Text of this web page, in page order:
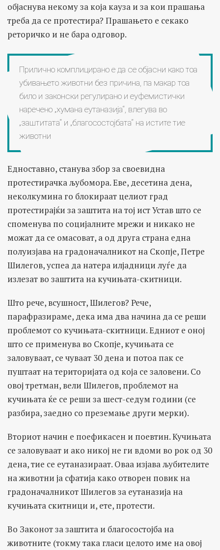
објаснува некому за која кауза и за кои прашања
треба да се протестира? Прашањето е секако
реторичко и не бара одговор.
Прилично комплицирано е да се објасни како тоа
убивањето животни без причина, па макар тоа
било и законски регулирано и еуфемистички
наречено „хумана еутаназија“, влегува во
„заштитата“ и „благосостојбата“ на истите тие
животни
Едноставно, станува збор за своевидна
протестирачка љубомора. Еве, десетина дена,
неколкумина го блокираат целиот град
протестирајќи за заштита на тој ист Устав што се
споменува по социјалните мрежи и никако не
можат да се омасоват, а од друга страна една
полуизјава на градоначалникот на Скопје, Петре
Шилегов, успеа да натера илјадници луѓе да
излезат во заштита на кучињата-скитници.
Што рече, всушност, Шилегов? Рече,
парафразираме, дека има два начина да се реши
проблемот со кучињата-скитници. Едниот е оној
што се применува во Скопје, кучињата се
заловуваат, се чуваат 30 дена и потоа пак се
пуштаат на територијата од која се заловени. Со
овој третман, вели Шилегов, проблемот на
кучињата ќе се реши за шест-седум години (се
разбира, заедно со преземање други мерки).
Вториот начин е поефикасен и поевтин. Кучињата
се заловуваат и ако никој не ги вдоми во рок од 30
дена, тие се еутаназираат. Оваа изјава љубителите
на животни ја сфатија како отворен повик на
градоначалникот Шилегов за еутаназија на
кучињата скитници и, ете, протести.
Во Законот за заштита и благосостојба на
животните (токму така гласи целото име на овој